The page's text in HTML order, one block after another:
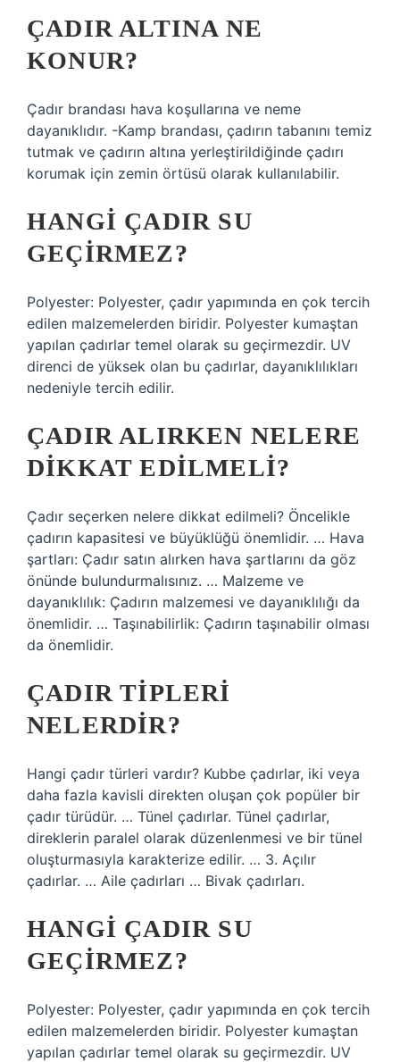
ÇADIR ALTINA NE
KONUR?
Çadır brandası hava koşullarına ve neme
dayanıklıdır. -Kamp brandası, çadırın tabanını temiz
tutmak ve çadırın altına yerleştirildiğinde çadırı
korumak için zemin örtüsü olarak kullanılabilir.
HANGI ÇADIR SU
GEÇIRMEZ?
Polyester: Polyester, çadır yapımında en çok tercih
edilen malzemelerden biridir. Polyester kumaştan
yapılan çadırlar temel olarak su geçirmezdir. UV
direnci de yüksek olan bu çadırlar, dayanıklılıkları
nedeniyle tercih edilir.
ÇADIR ALIRKEN NELERE
DIKKAT EDILMELI?
Çadır seçerken nelere dikkat edilmeli? Öncelikle
çadırın kapasitesi ve büyüklüğü önemlidir. … Hava
şartları: Çadır satın alırken hava şartlarını da göz
önünde bulundurmalısınız. … Malzeme ve
dayanıklılık: Çadırın malzemesi ve dayanıklılığı da
önemlidir. … Taşınabilirlik: Çadırın taşınabilir olması
da önemlidir.
ÇADIR TIPLERI
NELERDIR?
Hangi çadır türleri vardır? Kubbe çadırlar, iki veya
daha fazla kavisli direkten oluşan çok popüler bir
çadır türüdür. … Tünel çadırlar. Tünel çadırlar,
direklerin paralel olarak düzenlenmesi ve bir tünel
oluşturmasıyla karakterize edilir. … 3. Açılır
çadırlar. … Aile çadırları … Bivak çadırları.
HANGI ÇADIR SU
GEÇIRMEZ?
Polyester: Polyester, çadır yapımında en çok tercih
edilen malzemelerden biridir. Polyester kumaştan
yapılan çadırlar temel olarak su geçirmezdir. UV